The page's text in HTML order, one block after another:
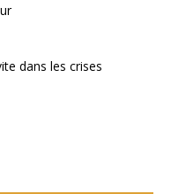
dans les crises